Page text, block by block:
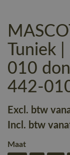
Tuniek
010
442-
Excl. btw
Incl. btw
Maat